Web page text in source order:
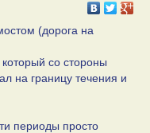
(дорога на
со стороны
на границу течения и
периоды просто